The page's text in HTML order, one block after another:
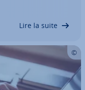
cela peut être ra­
Lire la suite